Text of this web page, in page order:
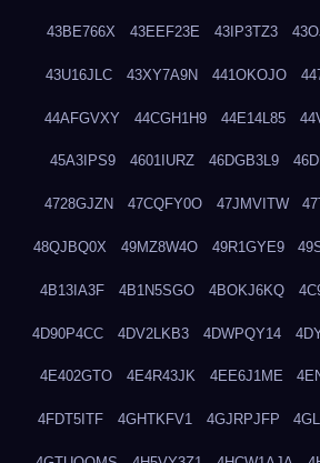
43BE766X 43EEF23E 43IP3TZ3
43U16JLC 43XY7A9N 441OKOJO
44AFGVXY 44CGH1H9 44E14L85
45A3IPS9 4601IURZ 46DGB3L9
4728GJZN 47CQFY0O 47JMVITW
48QJBQ0X 49MZ8W4O 49R1GYE9
4B13IA3F 4B1N5SGO 4BOKJ6KQ
4D90P4CC 4DV2LKB3 4DWPQY14
4E402GTO 4E4R43JK 4EE6J1ME
4FDT5ITF 4GHTKFV1 4GJRPJFP